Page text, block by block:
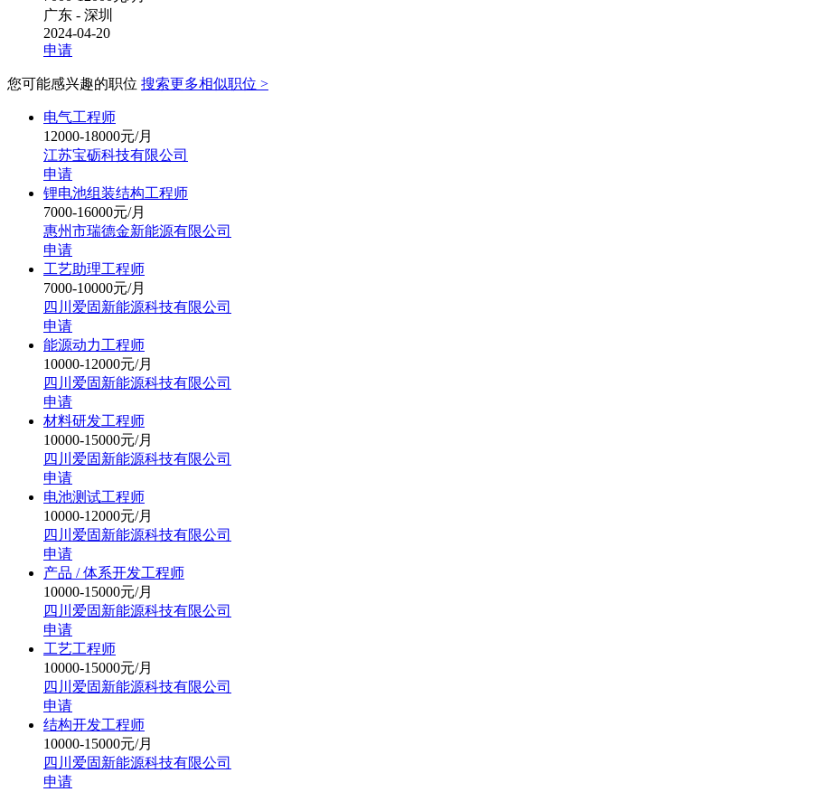
广东 - 深圳
2024-04-20
申请
您可能感兴趣的职位 搜索更多相似职位 >
电气工程师
12000-18000元/月
江苏宝砺科技有限公司
申请
锂电池组装结构工程师
7000-16000元/月
惠州市瑞德金新能源有限公司
申请
工艺助理工程师
7000-10000元/月
四川爱固新能源科技有限公司
申请
能源动力工程师
10000-12000元/月
四川爱固新能源科技有限公司
申请
材料研发工程师
10000-15000元/月
四川爱固新能源科技有限公司
申请
电池测试工程师
10000-12000元/月
四川爱固新能源科技有限公司
申请
产品 / 体系开发工程师
10000-15000元/月
四川爱固新能源科技有限公司
申请
工艺工程师
10000-15000元/月
四川爱固新能源科技有限公司
申请
结构开发工程师
10000-15000元/月
四川爱固新能源科技有限公司
申请